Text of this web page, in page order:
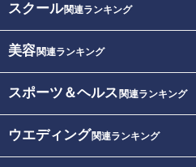
スクール関連ランキング
美容関連ランキング
スポーツ＆ヘルス 関連ランキング
ウエディング関連ランキング